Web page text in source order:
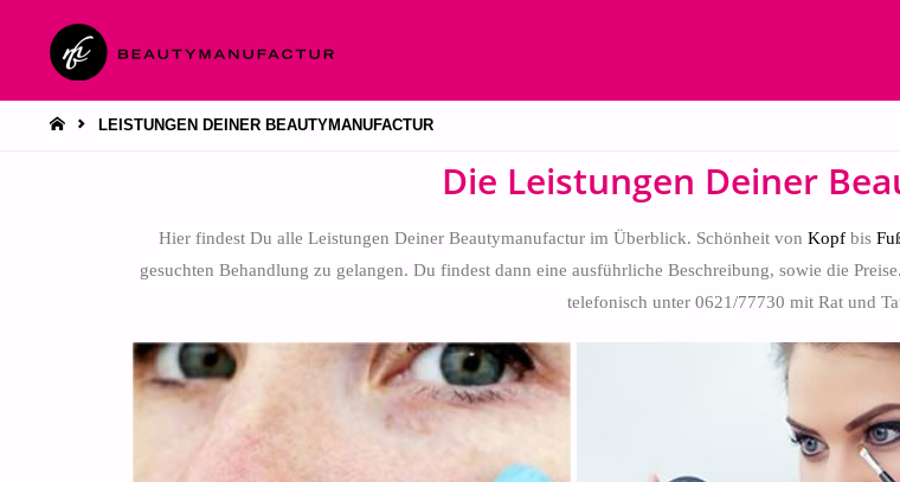
LEISTUNGEN DEINER BEAUTYMANUFACTUR
Die Leistungen Deiner
Hier findest Du alle Leistungen Deiner Beautymanufactur im Überblick. Schönheit von Kopf bis
gesuchten Behandlung zu gelangen. Du findest dann eine ausführliche Beschreibung, sowie die
telefonisch unter 0621/77730 mit Rat und